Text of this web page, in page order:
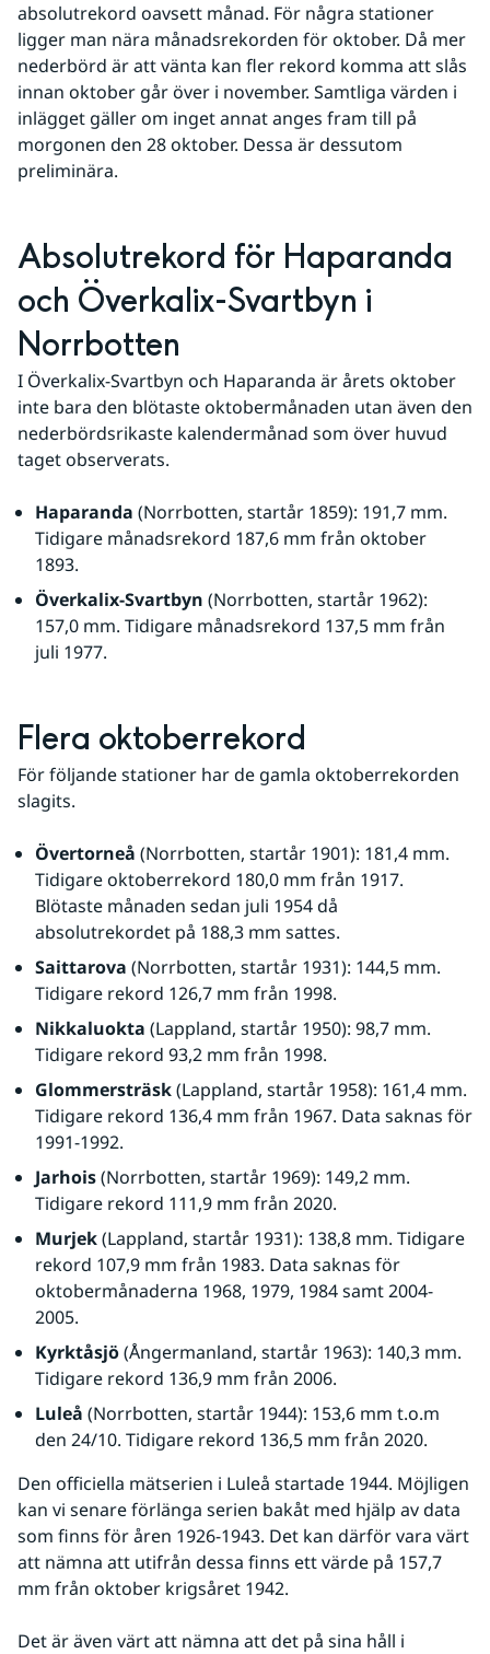
absolutrekord oavsett månad. För några stationer
ligger man nära månadsrekorden för oktober. Då mer
nederbörd är att vänta kan fler rekord komma att slås
innan oktober går över i november. Samtliga värden i
inlägget gäller om inget annat anges fram till på
morgonen den 28 oktober. Dessa är dessutom
preliminära.
Absolutrekord för Haparanda
och Överkalix-Svartbyn i
Norrbotten
I Överkalix-Svartbyn och Haparanda är årets oktober
inte bara den blötaste oktobermånaden utan även den
nederbördsrikaste kalendermånad som över huvud
taget observerats.
Haparanda (Norrbotten, startår 1859): 191,7 mm.
Tidigare månadsrekord 187,6 mm från oktober
1893.
Överkalix-Svartbyn (Norrbotten, startår 1962):
157,0 mm. Tidigare månadsrekord 137,5 mm från
juli 1977.
Flera oktoberrekord
För följande stationer har de gamla oktoberrekorden
slagits.
Övertorneå (Norrbotten, startår 1901): 181,4 mm.
Tidigare oktoberrekord 180,0 mm från 1917.
Blötaste månaden sedan juli 1954 då
absolutrekordet på 188,3 mm sattes.
Saittarova (Norrbotten, startår 1931): 144,5 mm.
Tidigare rekord 126,7 mm från 1998.
Nikkaluokta (Lappland, startår 1950): 98,7 mm.
Tidigare rekord 93,2 mm från 1998.
Glommersträsk (Lappland, startår 1958): 161,4 mm.
Tidigare rekord 136,4 mm från 1967. Data saknas för
1991-1992.
Jarhois (Norrbotten, startår 1969): 149,2 mm.
Tidigare rekord 111,9 mm från 2020.
Murjek (Lappland, startår 1931): 138,8 mm. Tidigare
rekord 107,9 mm från 1983. Data saknas för
oktobermånaderna 1968, 1979, 1984 samt 2004-
2005.
Kyrktåsjö (Ångermanland, startår 1963): 140,3 mm.
Tidigare rekord 136,9 mm från 2006.
Luleå (Norrbotten, startår 1944): 153,6 mm t.o.m
den 24/10. Tidigare rekord 136,5 mm från 2020.
Den officiella mätserien i Luleå startade 1944. Möjligen
kan vi senare förlänga serien bakåt med hjälp av data
som finns för åren 1926-1943. Det kan därför vara värt
att nämna att utifrån dessa finns ett värde på 157,7
mm från oktober krigsåret 1942.
Det är även värt att nämna att det på sina håll i